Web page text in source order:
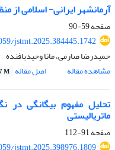
آرمانشهر ایرانی- اسلامی از
صفحه59-90
jstmt.2025.384445.1742
حمیدرضا صارمی، مانا وحیدبافنده
مشاهده مقاله
اصل مقاله M
تحلیل مفهوم بیگانگی در
ماتریالیستی
صفحه91-112